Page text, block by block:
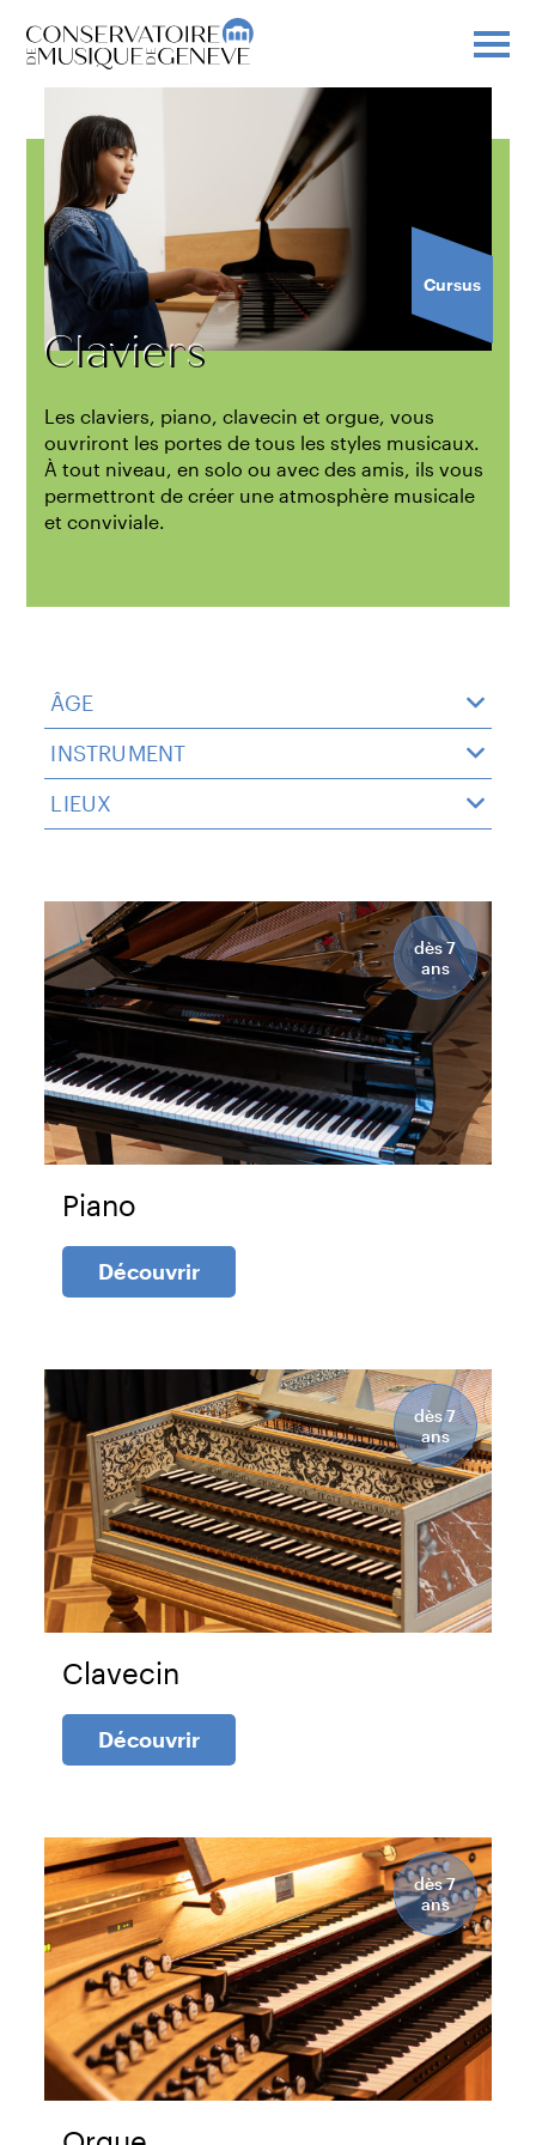
Cursus
Claviers
Les claviers, piano, clavecin et orgue, vous
ouvriront les portes de tous les styles musicaux.
À tout niveau, en solo ou avec des amis, ils vous
permettront de créer une atmosphère musicale
et conviviale.
ÂGE
INSTRUMENT
LIEUX
dès 7
ans
Piano
Découvrir
dès 7
ans
Clavecin
Découvrir
dès 7
ans